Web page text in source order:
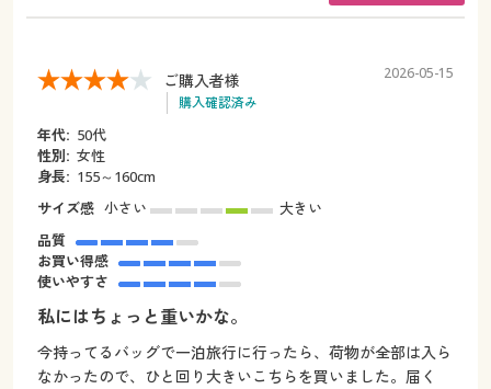
ご購入者様
購入確認済み
2026-05-15
年代: 50代
性別: 女性
身長: 155～160cm
サイズ感 小さい
大きい
品質
お買い得感
使いやすさ
私にはちょっと重いかな。
今持ってるバッグで一泊旅行に行ったら、荷物が全部は入ら
なかったので、ひと回り大きいこちらを買いました。届く